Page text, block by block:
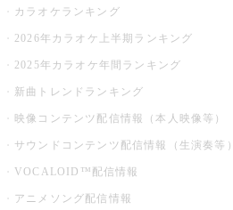
カラオケランキング
2026年カラオケ上半期ランキング
2025年カラオケ年間ランキング
新曲トレンドランキング
映像コンテンツ配信情報（本人映像等）
サウンドコンテンツ配信情報（生演奏等）
VOCALOID™配信情報
アニメソング配信情報